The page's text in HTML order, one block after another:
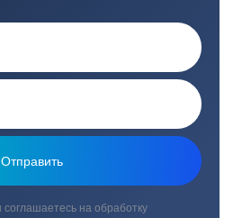
на обработку